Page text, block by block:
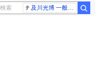
及川光博 一般女性